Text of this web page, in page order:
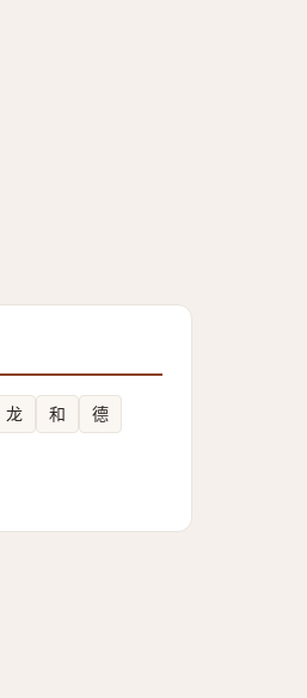
龙 和
德